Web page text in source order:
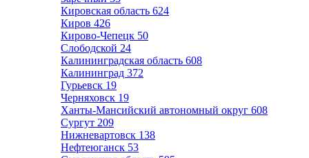
Кировская область 624
Киров 426
Кирово-Чепецк 50
Слободской 24
Калининградская область 608
Калининград 372
Гурьевск 19
Черняховск 19
Ханты-Мансийский автономный округ 608
Сургут 209
Нижневартовск 138
Нефтеюганск 53